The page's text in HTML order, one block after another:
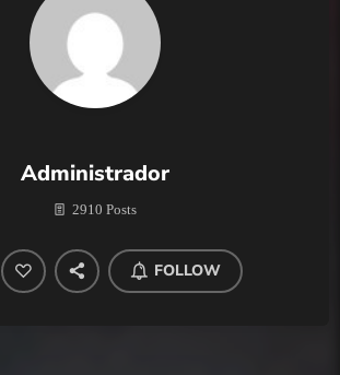
Administrador
2910 Posts
FOLLOW